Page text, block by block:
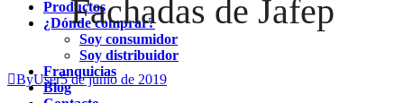
Productos
¿Dónde comprar?
Soy consumidor
Soy distribuidor
Franquicias
Blog
Fachadas de Jafep
ByUser5 de junio de 2019